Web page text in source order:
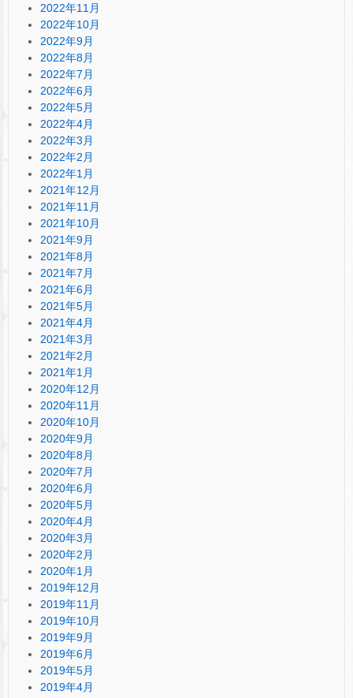
2022年11月
2022年10月
2022年9月
2022年8月
2022年7月
2022年6月
2022年5月
2022年4月
2022年3月
2022年2月
2022年1月
2021年12月
2021年11月
2021年10月
2021年9月
2021年8月
2021年7月
2021年6月
2021年5月
2021年4月
2021年3月
2021年2月
2021年1月
2020年12月
2020年11月
2020年10月
2020年9月
2020年8月
2020年7月
2020年6月
2020年5月
2020年4月
2020年3月
2020年2月
2020年1月
2019年12月
2019年11月
2019年10月
2019年9月
2019年6月
2019年5月
2019年4月